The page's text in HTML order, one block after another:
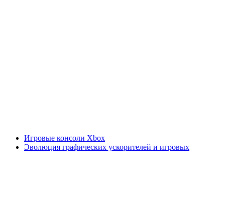
Игровые консоли Xbox
Эволюция графических ускорителей и игровых